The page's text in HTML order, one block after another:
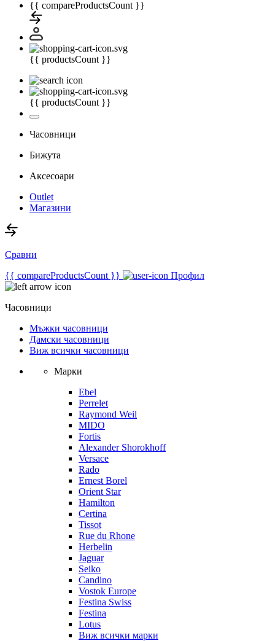
{{ compareProductsCount }}
{{ productsCount }}
{{ productsCount }}
Часовници
Бижута
Аксесоари
Outlet
Магазини
Сравни
{{ compareProductsCount }}
Профил
Часовници
Мъжки часовници
Дамски часовници
Виж всички часовници
Марки
Ebel
Perrelet
Raymond Weil
MIDO
Fortis
Alexander Shorokhoff
Versace
Rado
Ernest Borel
Orient Star
Hamilton
Certina
Tissot
Rue du Rhone
Herbelin
Jaguar
Seiko
Candino
Vostok Europe
Festina Swiss
Festina
Lotus
Виж всички марки